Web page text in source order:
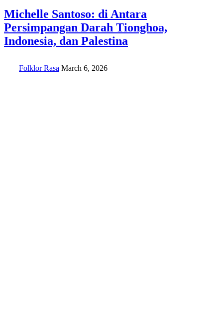
Michelle Santoso: di Antara
Persimpangan Darah Tionghoa,
Indonesia, dan Palestina
Folklor Rasa March 6, 2026